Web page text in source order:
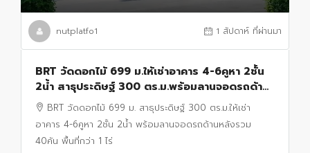
nutplatfo1 1 สัปดาห์ ที่ผ่านมา
BRT วัดดอกไม้ 699 ม.ให้เช่าอาคาร 4-6คูหา 2ชั้น
2น้ำ สาธุประดิษฐ์ 300 ตร.ม.พร้อมลานจอดรถด้าน
หลังรวม 40คัน พื้นที่กว่า 1 ไร่ เหมาะสำนักงาน
BRT วัดดอกไม้ 699 ม. สาธุประดิษฐ์ 300 ตร.ม.ให้เช่า
อาคาร 4-6คูหา 2ชั้น 2น้ำ พร้อมลานจอดรถด้านหลังรวม
40คัน พื้นที่กว่า 1 ไร่